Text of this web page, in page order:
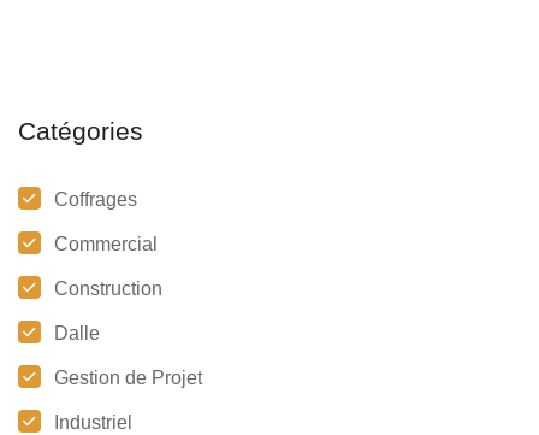
Catégories
Coffrages
Commercial
Construction
Dalle
Gestion de Projet
Industriel